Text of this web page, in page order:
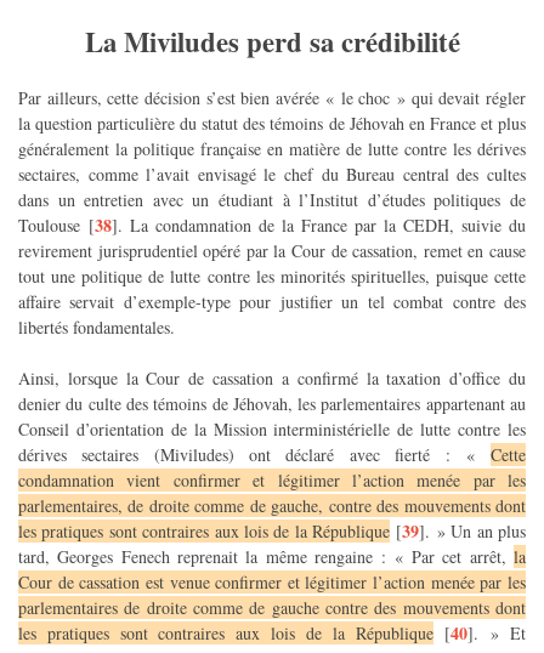
La Miviludes perd sa crédibilité
Par ailleurs, cette décision s’est bien avérée « le choc » qui devait régler
la question particulière du statut des témoins de Jéhovah en France et plus
généralement la politique française en matière de lutte contre les dérives
sectaires, comme l’avait envisagé le chef du Bureau central des cultes
dans un entretien avec un étudiant à l’Institut d’études politiques de
Toulouse [38]. La condamnation de la France par la CEDH, suivie du
revirement jurisprudentiel opéré par la Cour de cassation, remet en cause
tout une politique de lutte contre les minorités spirituelles, puisque cette
affaire servait d’exemple-type pour justifier un tel combat contre des
libertés fondamentales.
Ainsi, lorsque la Cour de cassation a confirmé la taxation d’office du
denier du culte des témoins de Jéhovah, les parlementaires appartenant au
Conseil d’orientation de la Mission interministérielle de lutte contre les
dérives sectaires (Miviludes) ont déclaré avec fierté : « Cette
condamnation vient confirmer et légitimer l’action menée par les
parlementaires, de droite comme de gauche, contre des mouvements dont
les pratiques sont contraires aux lois de la République [39]. » Un an plus
tard, Georges Fenech reprenait la même rengaine : « Par cet arrêt, la
Cour de cassation est venue confirmer et légitimer l’action menée par les
parlementaires de droite comme de gauche contre des mouvements dont
les pratiques sont contraires aux lois de la République[40]. » Et
© 2008-2026 —Droit & TJ— Licence Creative Commons